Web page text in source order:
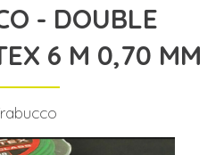
PESQUISAR
- DOUBLE
6 M 0,70 MM